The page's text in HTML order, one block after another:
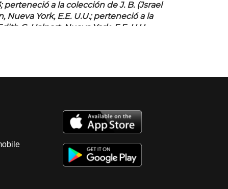
perteneció a la colección de J. B. (Jsrael
Nueva York, E.E. U.U.; perteneció a la
C. Halpert, Nueva York, E.E. U.U..
La Paz, Baja California de junio de 2021 a
-“José Clemente Orozco, Pintura y
Guadalajara, Jalisco, México del 24 de
julio de 2010 y en Antiguo Colegio de San